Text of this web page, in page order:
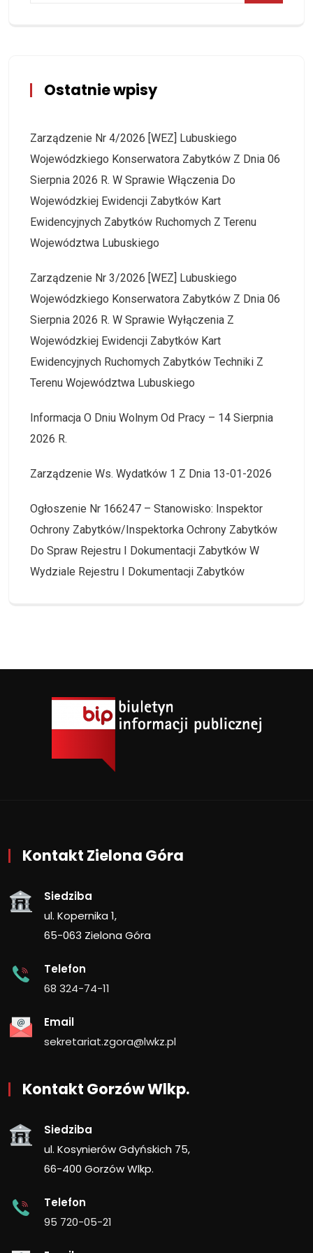
Ostatnie wpisy
Zarządzenie Nr 4/2026 [WEZ] Lubuskiego
Wojewódzkiego Konserwatora Zabytków Z Dnia 06
Sierpnia 2026 R. W Sprawie Włączenia Do
Wojewódzkiej Ewidencji Zabytków Kart
Ewidencyjnych Zabytków Ruchomych Z Terenu
Województwa Lubuskiego
Zarządzenie Nr 3/2026 [WEZ] Lubuskiego
Wojewódzkiego Konserwatora Zabytków Z Dnia 06
Sierpnia 2026 R. W Sprawie Wyłączenia Z
Wojewódzkiej Ewidencji Zabytków Kart
Ewidencyjnych Ruchomych Zabytków Techniki Z
Terenu Województwa Lubuskiego
Informacja O Dniu Wolnym Od Pracy – 14 Sierpnia
2026 R.
Zarządzenie Ws. Wydatków 1 Z Dnia 13-01-2026
Ogłoszenie Nr 166247 – Stanowisko: Inspektor
Ochrony Zabytków/Inspektorka Ochrony Zabytków
Do Spraw Rejestru I Dokumentacji Zabytków W
Wydziale Rejestru I Dokumentacji Zabytków
Kontakt Zielona Góra
Siedziba
ul. Kopernika 1,
65-063 Zielona Góra
Telefon
68 324-74-11
Email
sekretariat.zgora@lwkz.pl
Kontakt Gorzów Wlkp.
Siedziba
ul. Kosynierów Gdyńskich 75,
66-400 Gorzów Wlkp.
Telefon
95 720-05-21